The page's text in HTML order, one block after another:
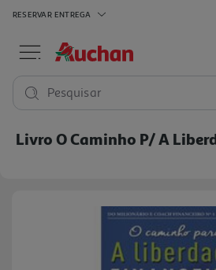
RESERVAR ENTREGA
Pesquisar
Livro O Caminho P/ A